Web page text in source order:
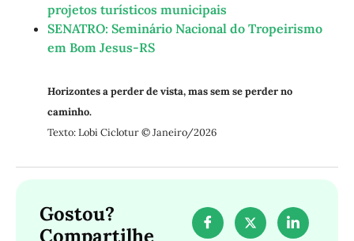
projetos turísticos municipais
SENATRO: Seminário Nacional do Tropeirismo
em Bom Jesus-RS
Horizontes a perder de vista, mas sem se perder no
caminho.
Texto: Lobi Ciclotur © Janeiro/2026
Gostou?
Compartilhe